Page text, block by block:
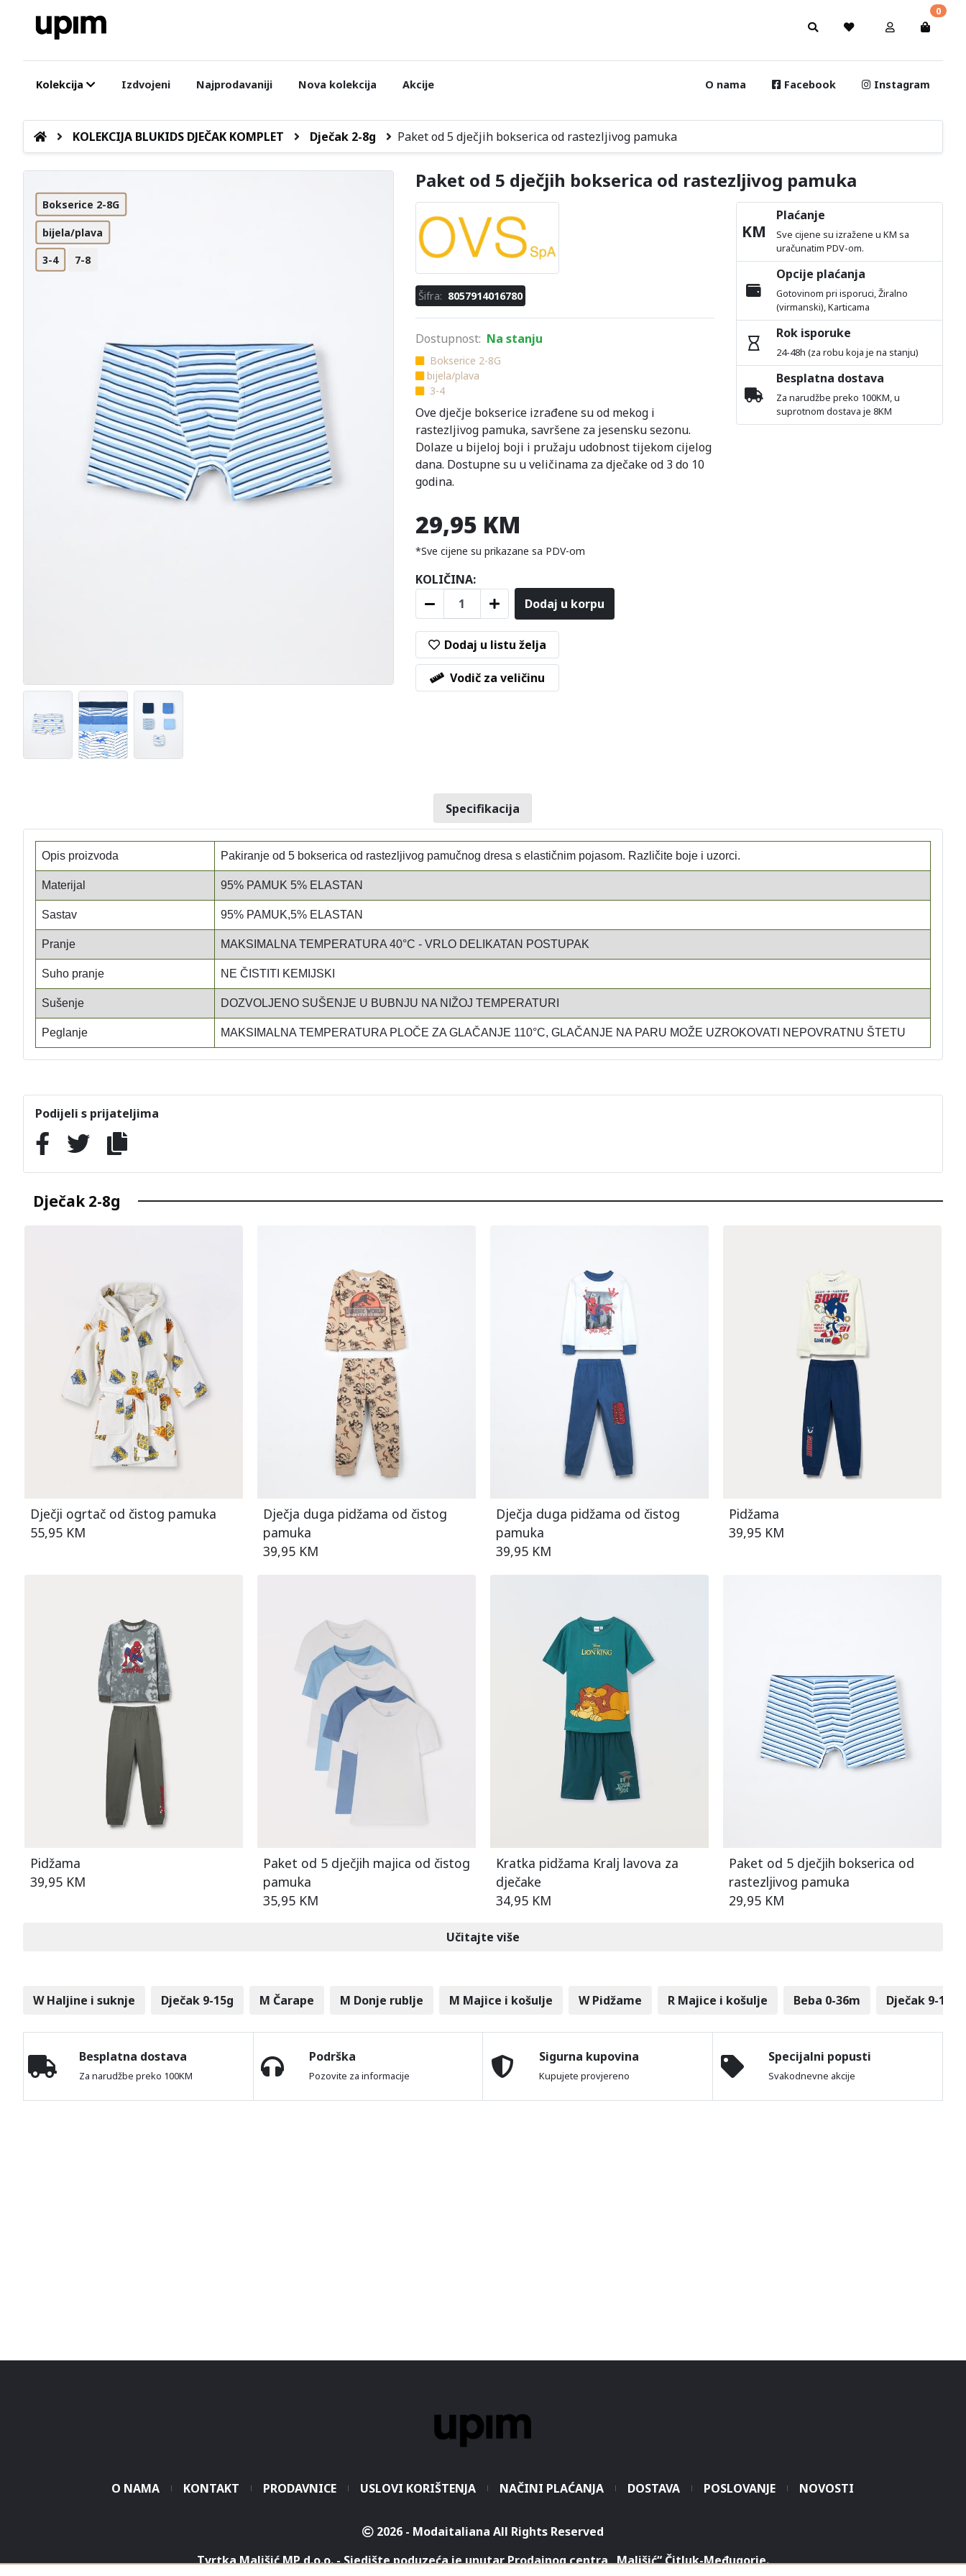
0
Kolekcija Izdvojeni Najprodavaniji Nova kolekcija Akcije O nama Facebook Instagram
KOLEKCIJA BLUKIDS DJEČAK KOMPLET Dječak 2-8g Paket od 5 dječjih bokserica od rastezljivog pamuka
Bokserice 2-8G
bijela/plava
3-4 7-8
Paket od 5 dječjih bokserica od rastezljivog pamuka
Šifra: 8057914016780
Dostupnost: Na stanju
Bokserice 2-8G
bijela/plava
3-4
Ove dječje bokserice izrađene su od mekog i
rastezljivog pamuka, savršene za jesensku sezonu.
Dolaze u bijeloj boji i pružaju udobnost tijekom cijelog
dana. Dostupne su u veličinama za dječake od 3 do 10
godina.
29,95 KM
*Sve cijene su prikazane sa PDV-om
KOLIČINA:
Dodaj u korpu
Dodaj u listu želja
Vodič za veličinu
KM
Plaćanje
Sve cijene su izražene u KM sa
uračunatim PDV-om.
Opcije plaćanja
Gotovinom pri isporuci, Žiralno
(virmanski), Karticama
Rok isporuke
24-48h (za robu koja je na stanju)
Besplatna dostava
Za narudžbe preko 100KM, u
suprotnom dostava je 8KM
Specifikacija
Opis proizvoda Pakiranje od 5 bokserica od rastezljivog pamučnog dresa s elastičnim pojasom. Različite boje i uzorci.
Materijal 95% PAMUK 5% ELASTAN
Sastav 95% PAMUK,5% ELASTAN
Pranje MAKSIMALNA TEMPERATURA 40°C - VRLO DELIKATAN POSTUPAK
Suho pranje NE ČISTITI KEMIJSKI
Sušenje DOZVOLJENO SUŠENJE U BUBNJU NA NIŽOJ TEMPERATURI
Peglanje MAKSIMALNA TEMPERATURA PLOČE ZA GLAČANJE 110°C, GLAČANJE NA PARU MOŽE UZROKOVATI NEPOVRATNU ŠTETU
Podijeli s prijateljima
Dječak 2-8g
Dječji ogrtač od čistog pamuka
55,95 KM
Dječja duga pidžama od čistog
pamuka
39,95 KM
Dječja duga pidžama od čistog
pamuka
39,95 KM
Pidžama
39,95 KM
Pidžama
39,95 KM
Paket od 5 dječjih majica od čistog
pamuka
35,95 KM
Kratka pidžama Kralj lavova za
dječake
34,95 KM
Paket od 5 dječjih bokserica od
rastezljivog pamuka
29,95 KM
Učitajte više
W Haljine i suknje Dječak 9-15g M Čarape M Donje rublje M Majice i košulje W Pidžame R Majice i košulje Beba 0-36m Dječak 9-14g
Besplatna dostava
Za narudžbe preko 100KM
Podrška
Pozovite za informacije
Sigurna kupovina
Kupujete provjereno
Specijalni popusti
Svakodnevne akcije
O NAMA KONTAKT PRODAVNICE USLOVI KORIŠTENJA NAČINI PLAĆANJA DOSTAVA POSLOVANJE NOVOSTI
2026 - Modaitaliana All Rights Reserved
Tvrtka Mališić MP d.o.o. - Sjedište poduzeća je unutar Prodajnog centra „Mališić“ Čitluk-Međugorje.